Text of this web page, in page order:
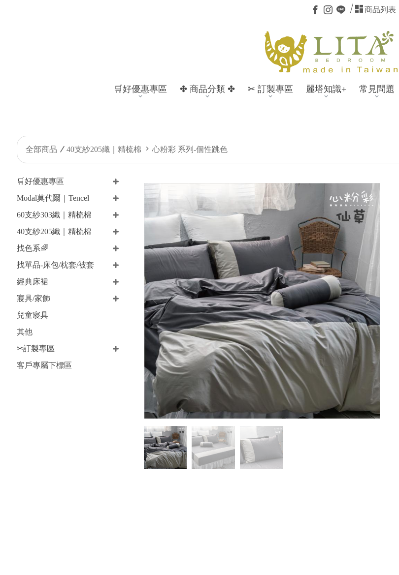
商品列表
🛒好優惠專區 ✤ 商品分類 ✤ ✂ 訂製專區 麗塔知識+ 常見問題
全部商品 40支紗205織｜精梳棉 心粉彩 系列-個性跳色
🛒好優惠專區
Modal莫代爾｜Tencel
60支紗303織｜精梳棉
40支紗205織｜精梳棉
找色系🌈
找單品-床包/枕套/被套
經典床裙
寢具/家飾
兒童寢具
其他
✂訂製專區
客戶專屬下標區